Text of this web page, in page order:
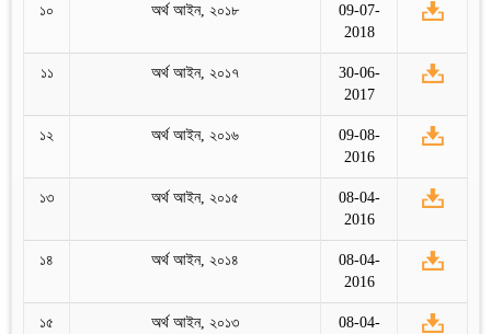
১০ অর্থ আইন, ২০১৮
09-07-
2018
১১ অর্থ আইন, ২০১৭
30-06-
2017
১২ অর্থ আইন, ২০১৬
09-08-
2016
১৩ অর্থ আইন, ২০১৫
08-04-
2016
১৪ অর্থ আইন, ২০১৪
08-04-
2016
১৫ অর্থ আইন, ২০১৩
08-04-